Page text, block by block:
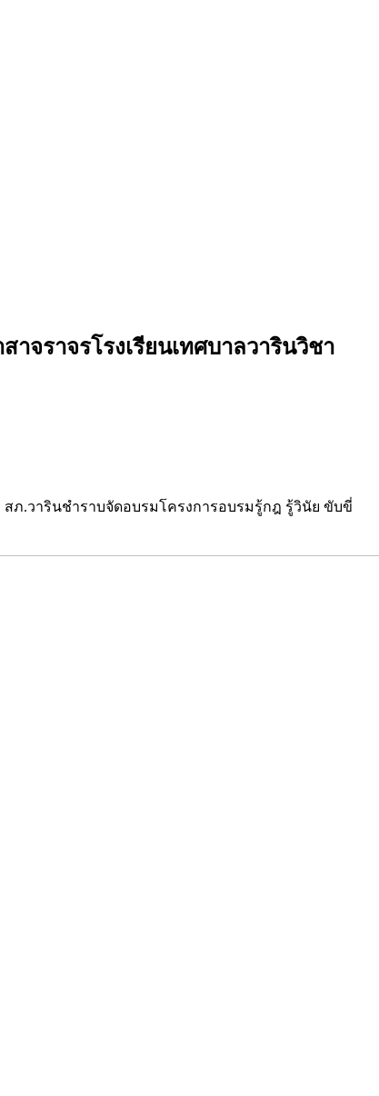
จราจรโรงเรียนเทศบาลวารินวิชา
สภ.วารินชำราบจัดอบรมโครงการอบรมรู้กฎ รู้วินัย ขับขี่